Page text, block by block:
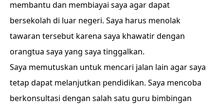
membantu dan membiayai saya agar dapat
bersekolah di luar negeri. Saya harus menolak
tawaran tersebut karena saya khawatir dengan
orangtua saya yang saya tinggalkan.
Saya memutuskan untuk mencari jalan lain agar saya
tetap dapat melanjutkan pendidikan. Saya mencoba
berkonsultasi dengan salah satu guru bimbingan